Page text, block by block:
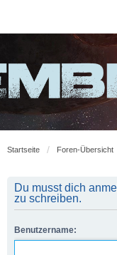
Startseite Foren-Übersicht
Du musst dich
zu schreiben.
Benutzername: